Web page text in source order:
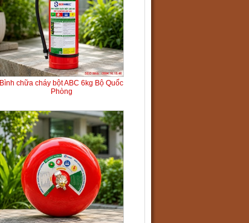
Bình chữa cháy bột ABC 6kg Bộ Quốc
Phòng